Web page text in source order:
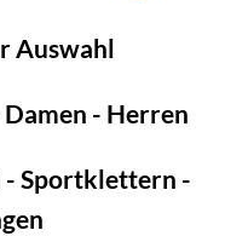
Auswahl
- Herren
- Sportklettern -